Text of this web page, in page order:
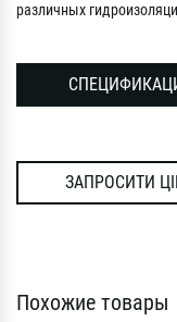
различных
ЗАПРОСИТИ
Похожие товары